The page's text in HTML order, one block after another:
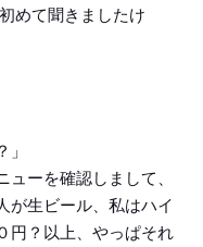
めて聞きましたけ
ーを確認しまして、
が生ビール、私はハイ
円？以上、やっぱそれ